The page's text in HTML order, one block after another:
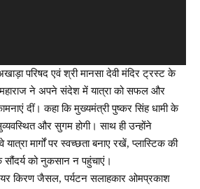
परिषद एवं श्री मानसा देवी मंदिर ट्रस्ट के
महाराज ने अपने संदेश में यात्रा को सफल और
दीं। कहा कि मुख्यमंत्री पुष्कर सिंह धामी के
और सुगम होगी। साथ ही उन्होंने
मार्गों पर स्वच्छता बनाए रखें, प्लास्टिक की
को नुकसान न पहुंचाएं।
किरण जैसल, पर्यटन सलाहकार ओमप्रकाश